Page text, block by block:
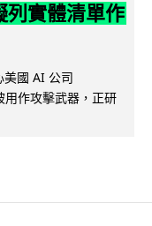
實體清單作
美國 AI 公司
作攻擊武器，正研